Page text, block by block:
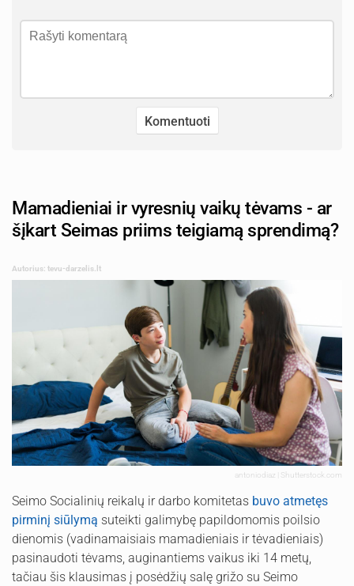
Mamadieniai ir vyresnių vaikų tėvams - ar
šįkart Seimas priims teigiamą sprendimą?
Autorius: tevu-darzelis.lt
antoniodiaz | Shutterstock.com
Seimo Socialinių reikalų ir darbo komitetas buvo atmetęs
pirminį siūlymą suteikti galimybę papildomomis poilsio
dienomis (vadinamaisiais mamadieniais ir tėvadieniais)
pasinaudoti tėvams, auginantiems vaikus iki 14 metų,
tačiau šis klausimas į posėdžių salę grižo su Seimo